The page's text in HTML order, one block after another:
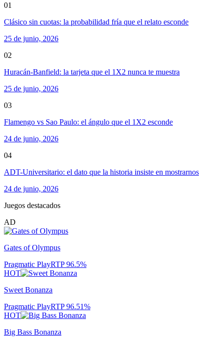
01
Clásico sin cuotas: la probabilidad fría que el relato esconde
25 de junio, 2026
02
Huracán-Banfield: la tarjeta que el 1X2 nunca te muestra
25 de junio, 2026
03
Flamengo vs Sao Paulo: el ángulo que el 1X2 esconde
24 de junio, 2026
04
ADT-Universitario: el dato que la historia insiste en mostrarnos
24 de junio, 2026
Juegos destacados
AD
Gates of Olympus
Pragmatic PlayRTP96.5%
HOT
Sweet Bonanza
Pragmatic PlayRTP96.51%
HOT
Big Bass Bonanza